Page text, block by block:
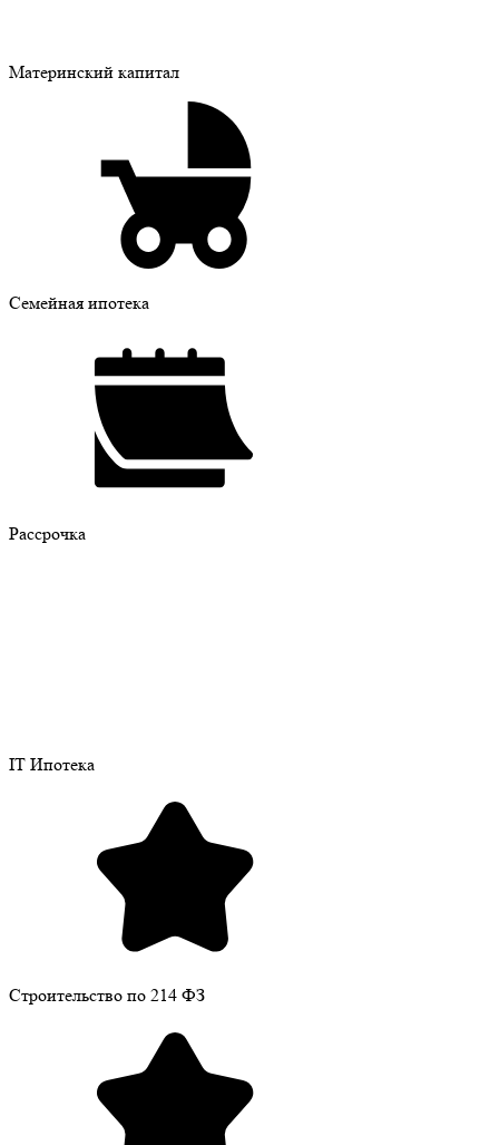
Материнский капитал
Семейная ипотека
Рассрочка
IT Ипотека
Строительство по 214 ФЗ